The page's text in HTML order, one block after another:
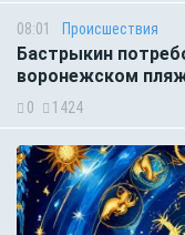
08:01 Происшествия
Бастрыкин
воронежском
0 1424